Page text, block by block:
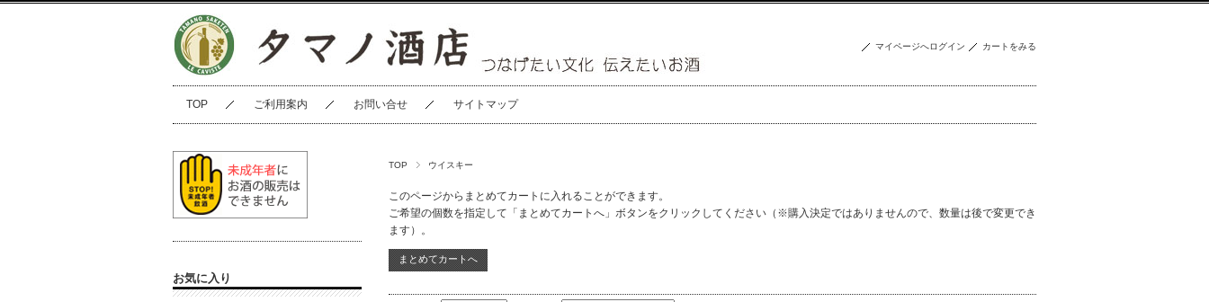
マイページへログイン カートをみる
TOP ご利用案内 お問い合せ サイトマップ
TOP ウイスキー
このページからまとめてカートに入れることができます。
ご希望の個数を指定して「まとめてカートへ」ボタンをクリックしてください（※購入決定ではありませんので、数量は後で変更でき
ます）。
お気に入り